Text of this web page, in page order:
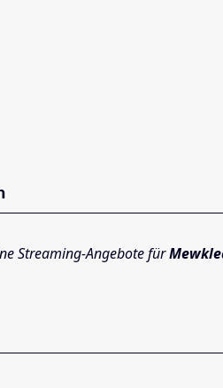
Streaming-Angebote für